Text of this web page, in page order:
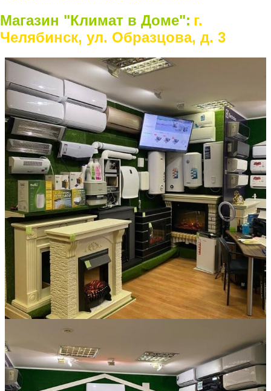
Магазин "Климат в Доме": г.
Челябинск, ул. Образцова, д. 3